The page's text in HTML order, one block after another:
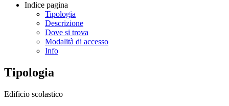
Indice pagina
Tipologia
Descrizione
Dove si trova
Modalità di accesso
Info
Tipologia
Edificio scolastico